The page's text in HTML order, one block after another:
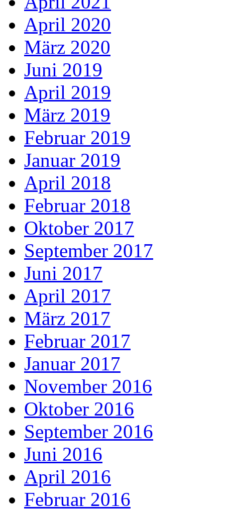
April 2020
März 2020
Juni 2019
April 2019
März 2019
Februar 2019
Januar 2019
April 2018
Februar 2018
Oktober 2017
September 2017
Juni 2017
April 2017
März 2017
Februar 2017
Januar 2017
November 2016
Oktober 2016
September 2016
Juni 2016
April 2016
Februar 2016